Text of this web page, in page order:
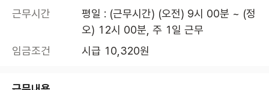
근무시간
평일 : (근무시간) (오전) 9시 00분 ~ (정
오) 12시 00분, 주 1일 근무
임금조건
시급 10,320원